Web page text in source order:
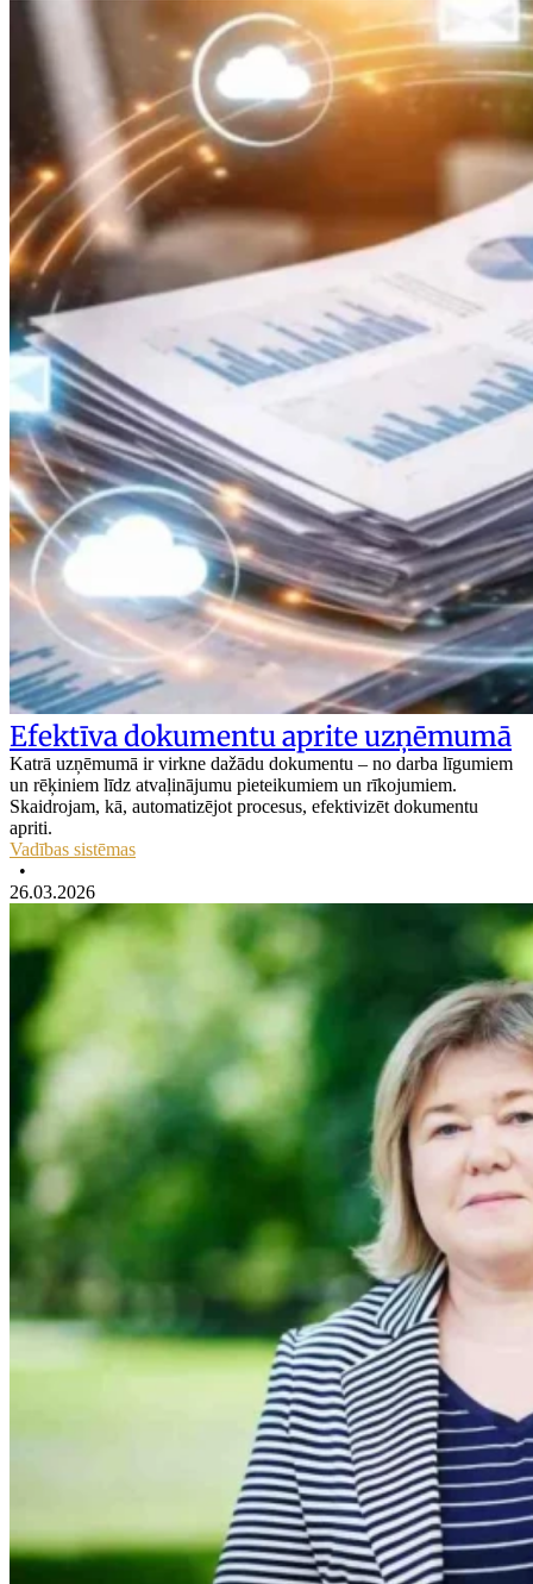
Efektīva dokumentu aprite uzņēmumā
Katrā uzņēmumā ir virkne dažādu dokumentu – no darba līgumiem
un rēķiniem līdz atvaļinājumu pieteikumiem un rīkojumiem.
Skaidrojam, kā, automatizējot procesus, efektivizēt dokumentu
apriti.
Vadības sistēmas
•
26.03.2026